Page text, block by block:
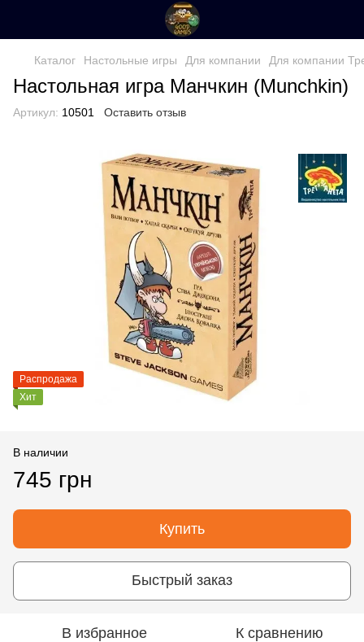
Каталог Настольные игры Для компании Для компании
Настольная игра Манчкин (Munchkin)
Артикул: 10501 Оставить отзыв
Распродажа
Хит
В наличии
745 грн
Купить
Быстрый заказ
В избранное К сравнению